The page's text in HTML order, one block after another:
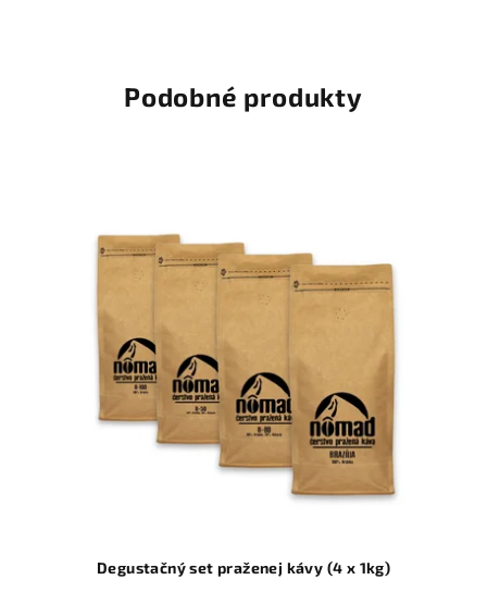
Podobné produkty
Degustačný set praženej kávy (4 x 1kg)